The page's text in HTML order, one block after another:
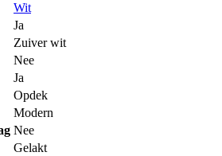
Wit
Ja
Zuiver wit
Nee
Ja
Opdek
Modern
Nee
Gelakt